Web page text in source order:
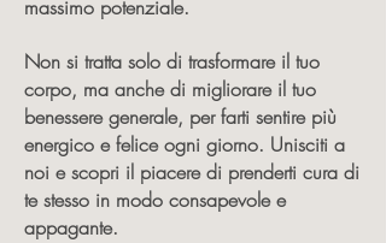
massimo potenziale.
Non si tratta solo di trasformare il tuo
corpo, ma anche di migliorare il tuo
benessere generale, per farti sentire più
energico e felice ogni giorno. Unisciti a
noi e scopri il piacere di prenderti cura di
te stesso in modo consapevole e
appagante.